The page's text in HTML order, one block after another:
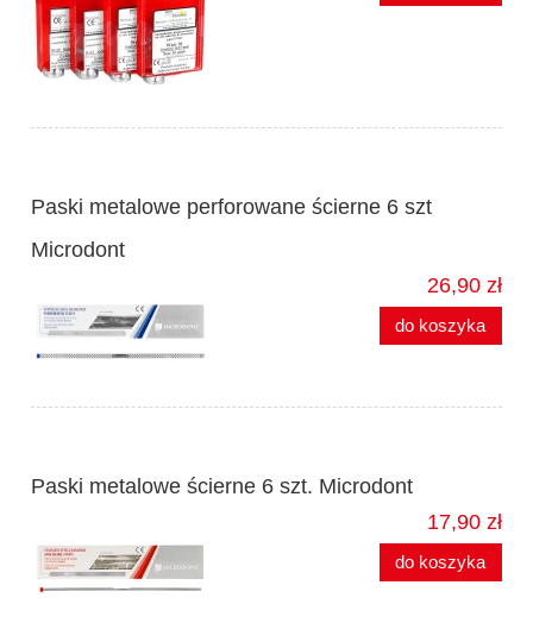
Paski metalowe perforowane ścierne 6 szt
Microdont
26,90 zł
do koszyka
Paski metalowe ścierne 6 szt. Microdont
17,90 zł
do koszyka